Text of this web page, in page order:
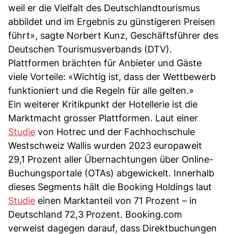
weil er die Vielfalt des Deutschlandtourismus
abbildet und im Ergebnis zu günstigeren Preisen
führt», sagte Norbert Kunz, Geschäftsführer des
Deutschen Tourismusverbands (DTV).
Plattformen brächten für Anbieter und Gäste
viele Vorteile: «Wichtig ist, dass der Wettbewerb
funktioniert und die Regeln für alle gelten.»
Ein weiterer Kritikpunkt der Hotellerie ist die
Marktmacht grosser Plattformen. Laut einer
Studie von Hotrec und der Fachhochschule
Westschweiz Wallis wurden 2023 europaweit
29,1 Prozent aller Übernachtungen über Online-
Buchungsportale (OTAs) abgewickelt. Innerhalb
dieses Segments hält die Booking Holdings laut
Studie einen Marktanteil von 71 Prozent – in
Deutschland 72,3 Prozent. Booking.com
verweist dagegen darauf, dass Direktbuchungen